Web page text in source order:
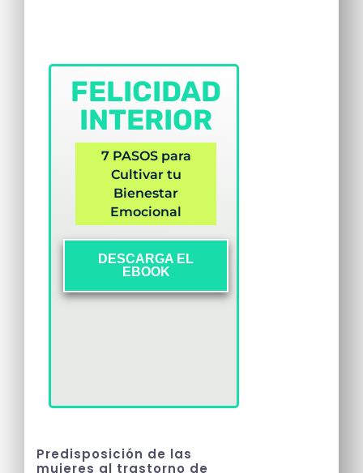
FELICIDAD
INTERIOR
7 PASOS para
Cultivar tu
Bienestar
Emocional
DESCARGA EL
EBOOK
Predisposición de las
mujeres al trastorno de